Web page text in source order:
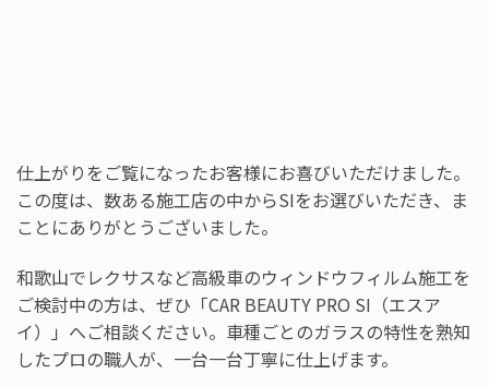
仕上がりをご覧になったお客様にお喜びいただけました。
この度は、数ある施工店の中からSIをお選びいただき、ま
ことにありがとうございました。
和歌山でレクサスなど高級車のウィンドウフィルム施工を
ご検討中の方は、ぜひ「CAR BEAUTY PRO SI（エスア
イ）」へご相談ください。車種ごとのガラスの特性を熟知
したプロの職人が、一台一台丁寧に仕上げます。